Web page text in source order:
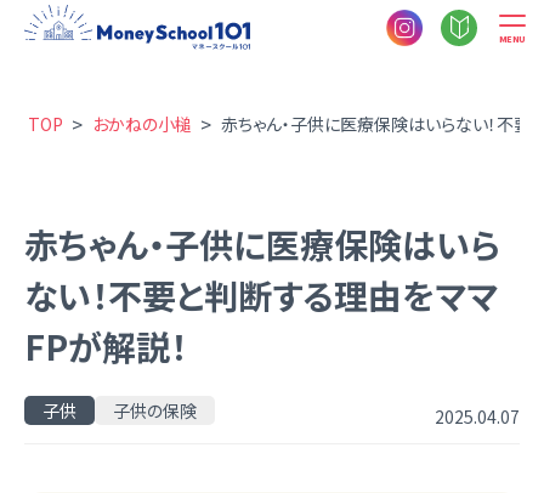
MENU
TOP > おかねの小槌 > 赤ちゃん・子供に医療保険はいらない！不要
赤ちゃん・子供に医療保険はいら
ない！不要と判断する理由をママ
FPが解説！
子供 子供の保険 2025.04.07